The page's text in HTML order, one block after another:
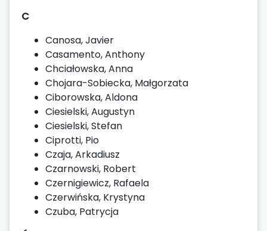
C
Canosa, Javier
Casamento, Anthony
Chciałowska, Anna
Chojara-Sobiecka, Małgorzata
Ciborowska, Aldona
Ciesielski, Augustyn
Ciesielski, Stefan
Ciprotti, Pio
Czaja, Arkadiusz
Czarnowski, Robert
Czernigiewicz, Rafaela
Czerwińska, Krystyna
Czuba, Patrycja